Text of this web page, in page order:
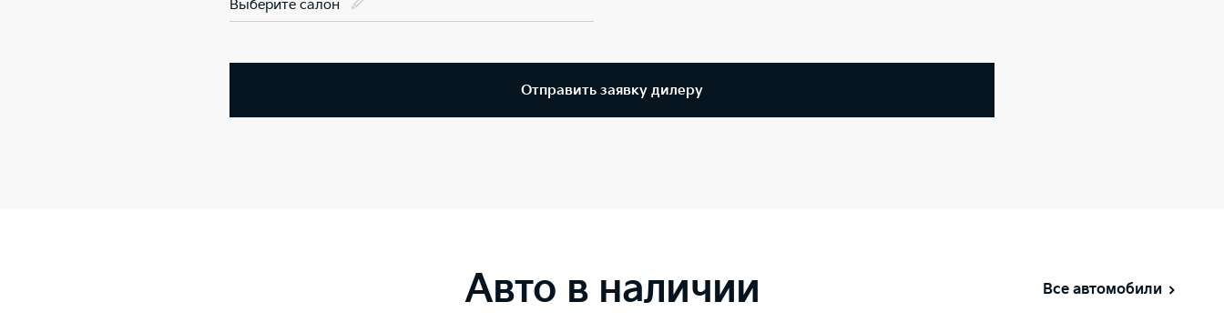
Выберите салон
Отправить заявку дилеру
Авто в наличии Все автомобили